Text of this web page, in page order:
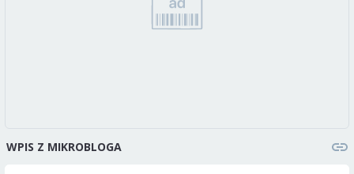
WPIS Z MIKROBLOGA